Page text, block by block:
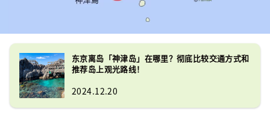
东京离岛「神津岛」在哪里？彻底比较交通方式和
推荐岛上观光路线！
2024.12.20